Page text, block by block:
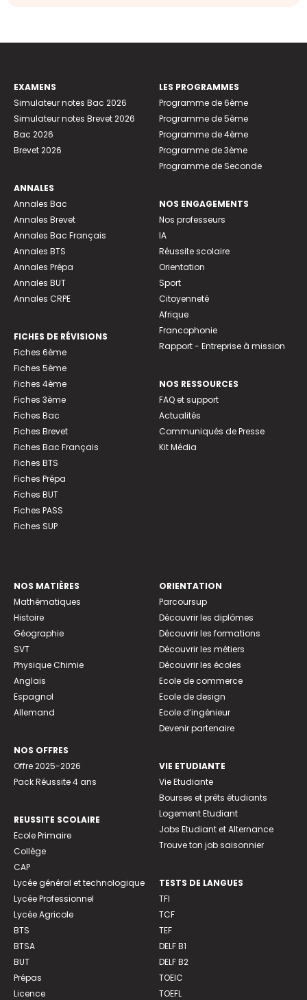
EXAMENS
Simulateur notes Bac 2026
Simulateur notes Brevet 2026
Bac 2026
Brevet 2026
ANNALES
Annales Bac
Annales Brevet
Annales Bac Français
Annales BTS
Annales Prépa
Annales BUT
Annales CRPE
FICHES DE RÉVISIONS
Fiches 6ème
Fiches 5ème
Fiches 4ème
Fiches 3ème
Fiches Bac
Fiches Brevet
Fiches Bac Français
Fiches BTS
Fiches Prépa
Fiches BUT
Fiches PASS
Fiches SUP
LES PROGRAMMES
Programme de 6ème
Programme de 5ème
Programme de 4ème
Programme de 3ème
Programme de Seconde
NOS ENGAGEMENTS
Nos professeurs
IA
Réussite scolaire
Orientation
Sport
Citoyenneté
Afrique
Francophonie
Rapport - Entreprise à mission
NOS RESSOURCES
FAQ et support
Actualités
Communiqués de Presse
Kit Média
NOS MATIÈRES
Mathématiques
Histoire
Géographie
SVT
Physique Chimie
Anglais
Espagnol
Allemand
NOS OFFRES
Offre 2025-2026
Pack Réussite 4 ans
REUSSITE SCOLAIRE
Ecole Primaire
Collège
CAP
Lycée général et technologique
Lycée Professionnel
Lycée Agricole
BTS
BTSA
BUT
Prépas
Licence
ORIENTATION
Parcoursup
Découvrir les diplômes
Découvrir les formations
Découvrir les métiers
Découvrir les écoles
Ecole de commerce
Ecole de design
Ecole d’ingénieur
Devenir partenaire
VIE ETUDIANTE
Vie Etudiante
Bourses et prêts étudiants
Logement Etudiant
Jobs Etudiant et Alternance
Trouve ton job saisonnier
TESTS DE LANGUES
TFI
TCF
TEF
DELF B1
DELF B2
TOEIC
TOEFL